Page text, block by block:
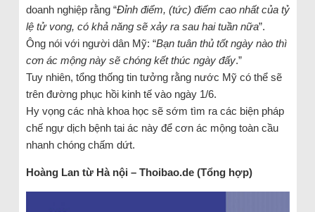
doanh nghiệp rằng “Đỉnh điểm, (tức) điểm cao nhất của tỷ
lệ tử vong, có khả năng sẽ xảy ra sau hai tuần nữa”.
Ông nói với người dân Mỹ: “Bạn tuân thủ tốt ngày nào thì
cơn ác mộng này sẽ chóng kết thúc ngày đấy.”
Tuy nhiên, tổng thống tin tưởng rằng nước Mỹ có thể sẽ
trên đường phục hồi kinh tế vào ngày 1/6.
Hy vọng các nhà khoa học sẽ sớm tìm ra các biện pháp
chế ngự dịch bệnh tai ác này để cơn ác mộng toàn cầu
nhanh chóng chấm dứt.
Hoàng Lan từ Hà nội – Thoibao.de (Tổng hợp)